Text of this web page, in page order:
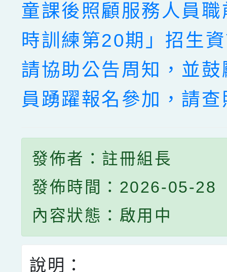
童課後照顧服務人員
時訓練第20期」招生
請協助公告周知，並
員踴躍報名參加，請查
發佈者：註冊組長
發佈時間：2026-05-28
內容狀態：啟用中
說明：